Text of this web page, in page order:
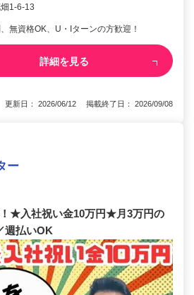
1-6-13
無資格OK、U・Iターンの方歓迎！
詳細を見る
更新日： 2026/06/12 掲載終了日： 2026/09/08
ー
！★入社祝い金10万円★月3万円の
週払いOK